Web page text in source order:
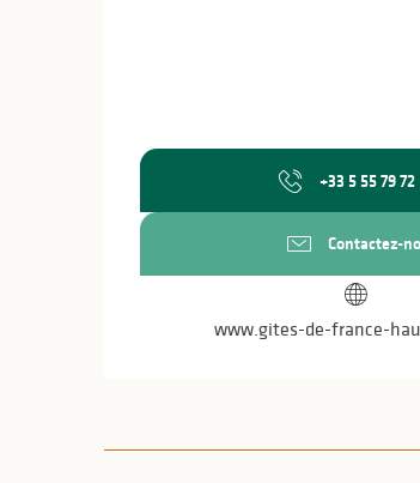
+33 5 55 79 72
Contactez-
www.gites-de-france-